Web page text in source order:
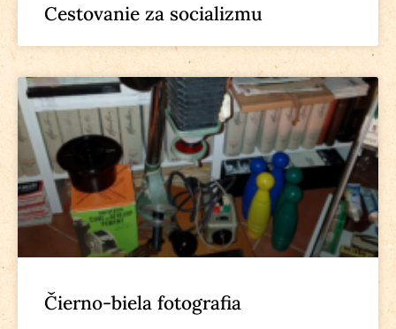
Cestovanie za socializmu
Čierno-biela fotografia